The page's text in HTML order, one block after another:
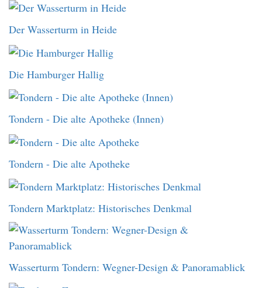
Der Wasserturm in Heide
Die Hamburger Hallig
Tondern - Die alte Apotheke (Innen)
Tondern - Die alte Apotheke
Tondern Marktplatz: Historisches Denkmal
Wasserturm Tondern: Wegner-Design & Panoramablick